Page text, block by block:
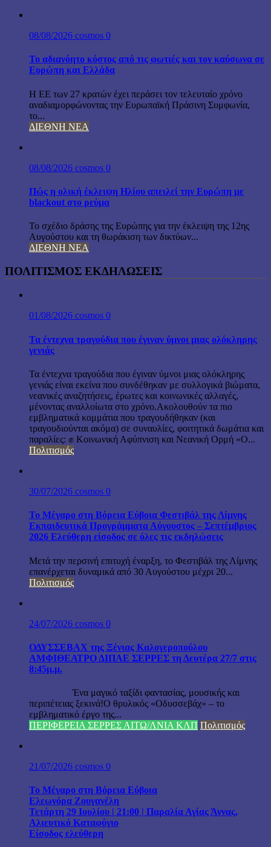
08/08/2026 cosmos 0
Το αδιανόητο κόστος από τις φωτιές και τον καύσωνα σε
Ευρώπη και Ελλάδα
Η ΕΕ των 27 κρατών έχει περάσει τον τελευταίο χρόνο
αναδιαμορφώνοντας την Ευρωπαϊκή Πράσινη Συμφωνία,
το...
ΔΙΕΘΝΗ ΝΕΑ
08/08/2026 cosmos 0
Πώς η ολική έκλειψη Ηλίου απειλεί την Ευρώπη με
blackout στο ρεύμα
Το σχέδιο δράσης της Ευρώπης για την έκλειψη της 12ης
Αυγούστου και τη θωράκιση των δικτύων...
ΔΙΕΘΝΗ ΝΕΑ
ΠΟΛΙΤΙΣΜΟΣ ΕΚΔΗΛΩΣΕΙΣ
01/08/2026 cosmos 0
Τα έντεχνα τραγούδια που έγιναν ύμνοι μιας ολόκληρης
γενιάς
Τα έντεχνα τραγούδια που έγιναν ύμνοι μιας ολόκληρης
γενιάς είναι εκείνα που συνδέθηκαν με συλλογικά βιώματα,
νεανικές αναζητήσεις, έρωτες και κοινωνικές αλλαγές,
μένοντας αναλλοίωτα στο χρόνο.Ακολουθούν τα πιο
εμβληματικά κομμάτια που τραγουδήθηκαν (και
τραγουδιούνται ακόμα) σε συναυλίες, φοιτητικά δωμάτια και
παραλίες: ✊ Κοινωνική Αφύπνιση και Νεανική Ορμή «Ο...
Πολιτισμός
30/07/2026 cosmos 0
Το Μέγαρο στη Βόρεια Εύβοια Φεστιβάλ της Λίμνης
Εκπαιδευτικά Προγράμματα Αύγουστος – Σεπτέμβριος
2026 Ελεύθερη είσοδος σε όλες τις εκδηλώσεις
Μετά την περσινή επιτυχή έναρξη, το Φεστιβάλ της Λίμνης
επανέρχεται δυναμικά από 30 Αυγούστου μέχρι 20...
Πολιτισμός
24/07/2026 cosmos 0
ΟΔΥΣΣΕΒΑΧ της Ξένιας Καλογεροπούλου
ΑΜΦΙΘΕΑΤΡΟ ΔΙΠΑΕ ΣΕΡΡΕΣ τη Δευτέρα 27/7 στις
8:45μ.μ.
Ένα μαγικό ταξίδι φαντασίας, μουσικής και
περιπέτειας ξεκινά!Ο θρυλικός «Οδυσσεβάχ» – το
εμβληματικό έργο της...
ΠΕΡΙΦΕΡΕΙΑ ΣΕΡΡΕΣ ΑΙΤΩ/ΛΝΙΑ ΚΛΠ Πολιτισμός
21/07/2026 cosmos 0
Το Μέγαρο στη Βόρεια Εύβοια
Ελεωνόρα Ζουγανέλη
Τετάρτη 29 Ιουλίου | 21:00 | Παραλία Αγίας Άννας,
Αλιευτικό Καταφύγιο
Είσοδος ελεύθερη